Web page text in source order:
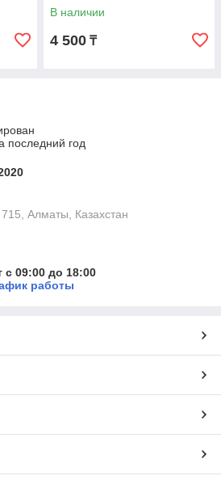
В наличии
4 500 ₸
последний год
Алматы, Казахстан
с 09:00 до 18:00
работы